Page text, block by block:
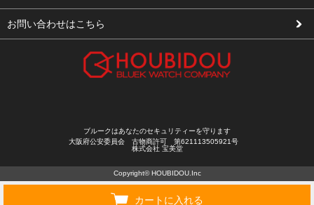
カートに入れる
修理依頼
お気に入り
会社概要
お問い合わせはこちら
ブルークはあなたのセキュリティーを守ります
大阪府公安委員会 古物商許可 第621113505921号
株式会社 宝美堂
Copyright© HOUBIDOU.Inc